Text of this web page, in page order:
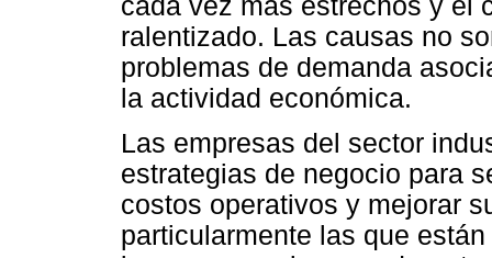
ralentizado. Las causas no
problemas de demanda
la actividad económica.
Las empresas del sector
estrategias de negocio para
costos operativos y mejorar
particularmente las que